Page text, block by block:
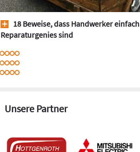
18 Beweise, dass Handwerker einfach
Reparaturgenies sind
Unsere Partner